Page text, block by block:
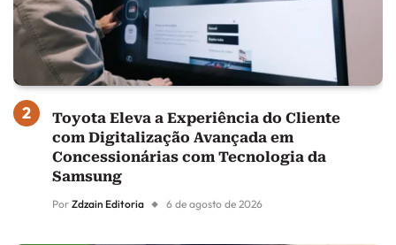
Toyota Eleva a Experiência do Cliente
com Digitalização Avançada em
Concessionárias com Tecnologia da
Samsung
Por Zdzain Editoria 6 de agosto de 2026